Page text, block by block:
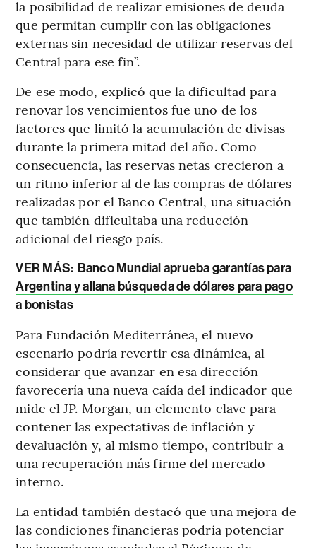
la posibilidad de realizar emisiones de deuda
que permitan cumplir con las obligaciones
externas sin necesidad de utilizar reservas del
Central para ese fin”.
De ese modo, explicó que la dificultad para
renovar los vencimientos fue uno de los
factores que limitó la acumulación de divisas
durante la primera mitad del año. Como
consecuencia, las reservas netas crecieron a
un ritmo inferior al de las compras de dólares
realizadas por el Banco Central, una situación
que también dificultaba una reducción
adicional del riesgo país.
VER MÁS: Banco Mundial aprueba garantías para
Argentina y allana búsqueda de dólares para pago
a bonistas
Para Fundación Mediterránea, el nuevo
escenario podría revertir esa dinámica, al
considerar que avanzar en esa dirección
favorecería una nueva caída del indicador que
mide el JP. Morgan, un elemento clave para
contener las expectativas de inflación y
devaluación y, al mismo tiempo, contribuir a
una recuperación más firme del mercado
interno.
La entidad también destacó que una mejora de
las condiciones financieras podría potenciar